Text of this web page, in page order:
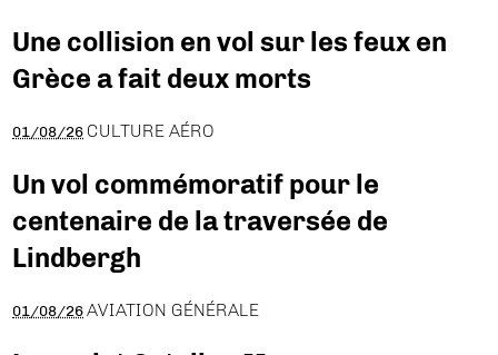
Une collision en vol sur les feux en
Grèce a fait deux morts
01/08/26 CULTURE AÉRO
Un vol commémoratif pour le
centenaire de la traversée de
Lindbergh
01/08/26 AVIATION GÉNÉRALE